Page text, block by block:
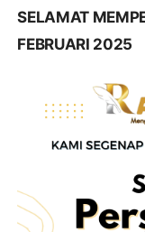
SELAMAT
FEBRUARI 2025